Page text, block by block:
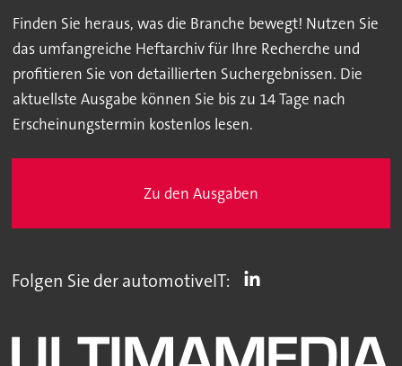
Finden Sie heraus, was die Branche bewegt! Nutzen Sie
das umfangreiche Heftarchiv für Ihre Recherche und
profitieren Sie von detaillierten Suchergebnissen. Die
aktuellste Ausgabe können Sie bis zu 14 Tage nach
Erscheinungstermin kostenlos lesen.
Zu den Ausgaben
Folgen Sie der automotiveIT: